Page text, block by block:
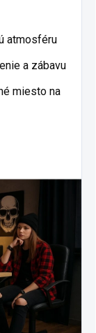
atmosféru
a zábavu
miesto na